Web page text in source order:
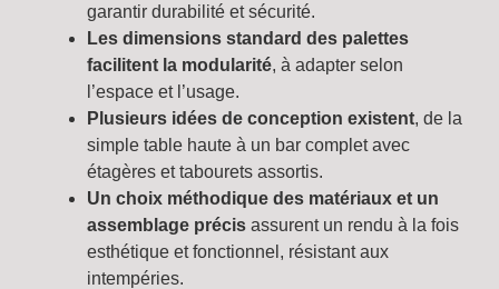
garantir durabilité et sécurité.
Les dimensions standard des palettes
facilitent la modularité, à adapter selon
l’espace et l’usage.
Plusieurs idées de conception existent, de la
simple table haute à un bar complet avec
étagères et tabourets assortis.
Un choix méthodique des matériaux et un
assemblage précis assurent un rendu à la fois
esthétique et fonctionnel, résistant aux
intempéries.